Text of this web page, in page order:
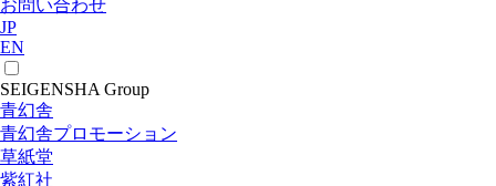
お問い合わせ
JP
EN
SEIGENSHA Group
青幻舎
青幻舎プロモーション
草紙堂
紫紅社